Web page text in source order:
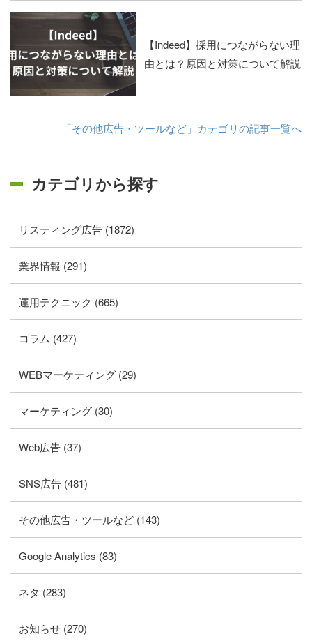
【Indeed】採用につながらない理
由とは？原因と対策について解説
「その他広告・ツールなど」カテゴリの記事一覧へ
カテゴリから探す
リスティング広告 (1872)
業界情報 (291)
運用テクニック (665)
コラム (427)
WEBマーケティング (29)
マーケティング (30)
Web広告 (37)
SNS広告 (481)
その他広告・ツールなど (143)
Google Analytics (83)
ネタ (283)
お知らせ (270)